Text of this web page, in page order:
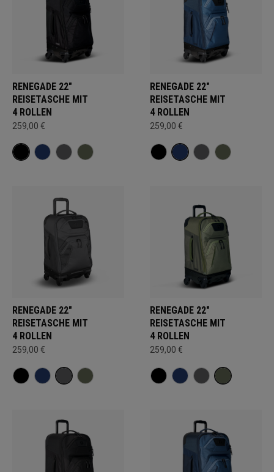
RENEGADE 22"
REISETASCHE MIT
4 ROLLEN
259,00 €
RENEGADE 22"
REISETASCHE MIT
4 ROLLEN
259,00 €
RENEGADE 22"
REISETASCHE MIT
4 ROLLEN
259,00 €
RENEGADE 22"
REISETASCHE MIT
4 ROLLEN
259,00 €